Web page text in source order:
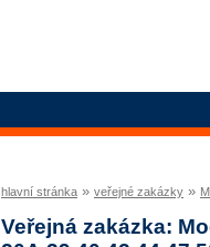
hlavní stránka » veřejné zakázky »
Veřejná zakázka: